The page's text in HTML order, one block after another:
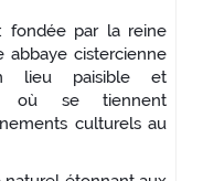
: fondée par la reine
abbaye cistercienne
lieu paisible et
où se tiennent
culturels au